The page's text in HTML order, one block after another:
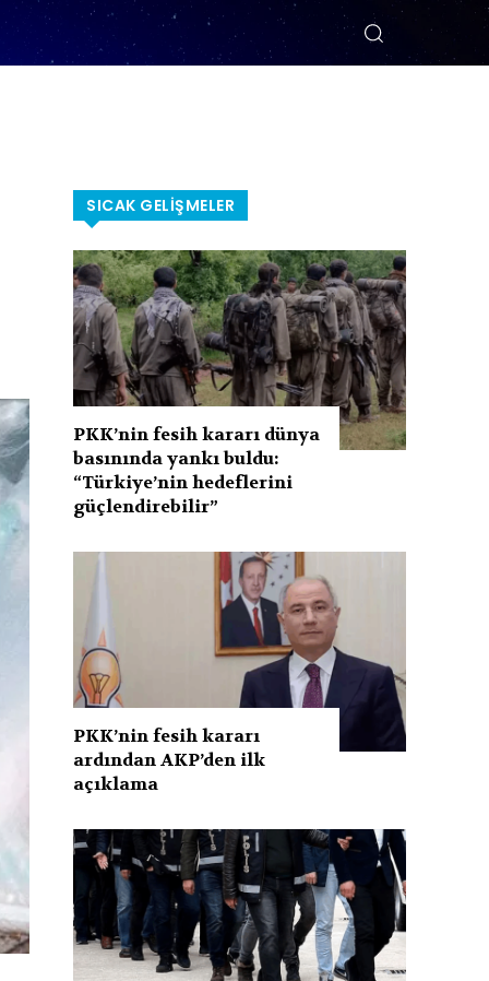
SICAK GELIŞMELER
PKK’nin fesih kararı dünya
basınında yankı buldu:
“Türkiye’nin hedeflerini
güçlendirebilir”
PKK’nin fesih kararı
ardından AKP’den ilk
açıklama